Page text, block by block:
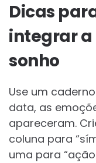
Dicas
integrar
sonho
Use um
data, as
apareceram.
coluna para
uma para